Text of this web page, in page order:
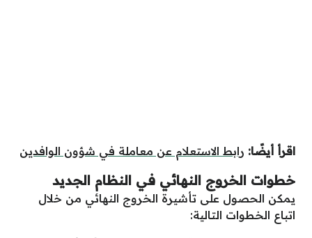
اقرأ أيضًا: رابط الاستعلام عن معاملة في شؤون الوافدين
خطوات الخروج النهائي في النظام الجديد
يمكن الحصول على تأشيرة الخروج النهائي من خلال
اتباع الخطوات التالية: